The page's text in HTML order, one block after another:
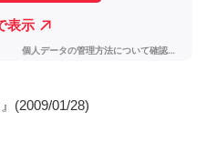
(2009/01/28)